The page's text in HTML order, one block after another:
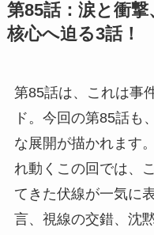
第85話：涙と衝
核心へ迫る3話！
第85話は、これは事
ド。今回の第85話も
な展開が描かれます
れ動くこの回では、
てきた伏線が一気に
言、視線の交錯、沈